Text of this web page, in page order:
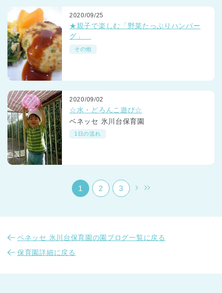
神奈川県 神奈川県 全域
千葉県
埼玉県
兵庫県 兵庫県 全域
2020/09/25
★親子で楽しむ「野菜たっぷりハンバー
グ」
その他
2020/09/02
☆水・どろんこ遊び☆
ベネッセ 氷川台保育園
1日の流れ
1 2 3
ベネッセ 氷川台保育園の園ブログ一覧に戻る
保育園詳細に戻る